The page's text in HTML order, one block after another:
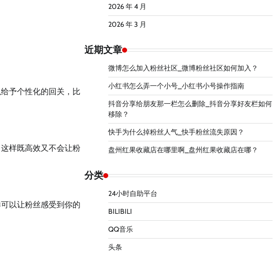
予个性化的回关，比
样既高效又不会让粉
以让粉丝感受到你的
2026 年 4 月
2026 年 3 月
近期文章
微博怎么加入粉丝社区_微博粉丝社区如何加入？
小红书怎么弄一个小号_小红书小号操作指南
抖音分享给朋友那一栏怎么删除_抖音分享好友栏如何
移除？
快手为什么掉粉丝人气_快手粉丝流失原因？
盘州红果收藏店在哪里啊_盘州红果收藏店在哪？
分类
24小时自助平台
BILIBILI
QQ音乐
头条